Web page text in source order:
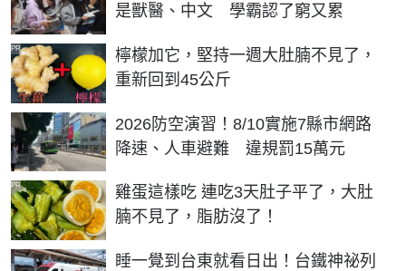
是獸醫、中文 學霸認了窮又累
檸檬加它，堅持一週大肚腩不見了，
重新回到45公斤
PR
2026防空演習！8/10實施7縣市網路
降速、人車避難 違規罰15萬元
雞蛋這樣吃 連吃3天肚子平了，大肚
腩不見了，脂肪沒了！
PR
睡一覺到台東就看日出！台鐵神祕列